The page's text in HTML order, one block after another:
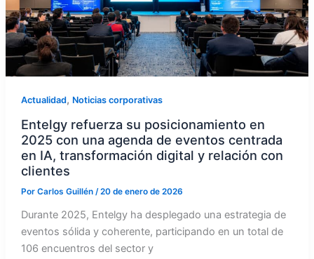
Actualidad, Noticias corporativas
Entelgy refuerza su posicionamiento en
2025 con una agenda de eventos centrada
en IA, transformación digital y relación con
clientes
Por Carlos Guillén /20 de enero de 2026
Durante 2025, Entelgy ha desplegado una estrategia de
eventos sólida y coherente, participando en un total de
106 encuentros del sector y